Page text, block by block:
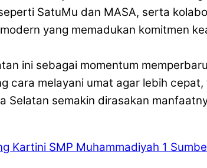
SatuMu dan MASA, serta
yang memadukan komitmen
ini sebagai momentum
cara melayani umat agar lebih
Selatan semakin dirasakan
Kartini SMP Muhammadiyah 1